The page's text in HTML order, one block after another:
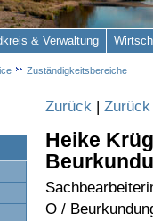
Zurück |
Heike
O /
& Verwaltung
Zuständigkeitsbereiche